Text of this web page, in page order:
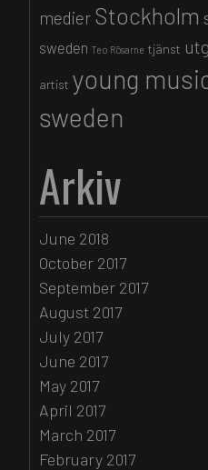
medier Stockholm
sweden Teo Rösarne tjänst
artist young
sweden
Arkiv
June 2018
October 2017
September 2017
August 2017
July 2017
June 2017
May 2017
April 2017
March 2017
February 2017